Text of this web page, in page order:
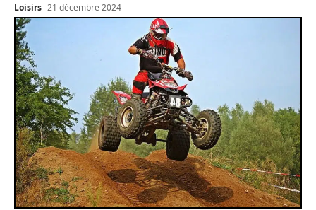
Loisirs 21 décembre 2024